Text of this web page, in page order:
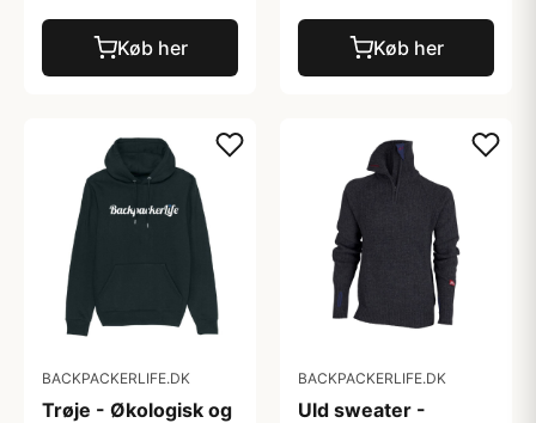
Køb her Køb her
BACKPACKERLIFE.DK
Trøje - Økologisk og
BACKPACKERLIFE.DK
Uld sweater -